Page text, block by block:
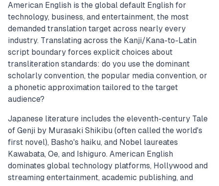
American English is the global default English for
technology, business, and entertainment, the most
demanded translation target across nearly every
industry. Translating across the Kanji/Kana-to-Latin
script boundary forces explicit choices about
transliteration standards: do you use the dominant
scholarly convention, the popular media convention, or
a phonetic approximation tailored to the target
audience?
Japanese literature includes the eleventh-century Tale
of Genji by Murasaki Shikibu (often called the world's
first novel), Basho's haiku, and Nobel laureates
Kawabata, Oe, and Ishiguro. American English
dominates global technology platforms, Hollywood and
streaming entertainment, academic publishing, and